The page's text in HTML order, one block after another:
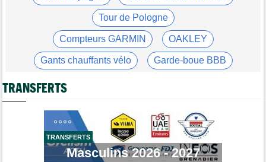
Lorena Wiebes : "Le maillot vert ? J’avais quelques doutes"
Championnats du Monde
L'équipe de France pour les Championnats du monde de VTT
09:18
Média
L'abonnement Cyclism'Actu pour sans pub ni pop up : 9,99€
pour 1 an
Tour de France Femmes
Cyclism’Actu cherche rédacteurs… les informations, c'est ici !
Tour de Pologne
Compteurs GARMIN OAKLEY
Gants chauffants vélo Garde-boue BBB
Casque ABUS
TRANSFERTS
TRANSFERTS
Masculins 2026 - 2027